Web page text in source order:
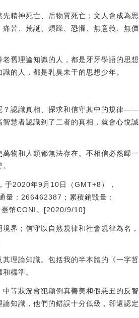
精神死亡、后物質死亡；文人會成為思
苦、荒誕、煩躁、恐懼、無意義、無價
舊理論知識的人，都是牙牙學語的思想
的人，都是乳臭未干的思想少年。
？認識真相、探求和信守其中的規律——
慧者認識到了二者的真相，就會心悅誠
物和人類都無法存在。不相信必然歸一
2020年9月10日（GMT+8），
量：266462387；累積銷毀量：
臺幣CONI。[2020/9/10]
界；信守以自然規律和社會規律為名，
理論知識。包括我的半本體的《一字哲
標準。
等狀況會犯顛倒真善美和假惡丑的反智
知識，他們的錯誤十分低級，卻還認定